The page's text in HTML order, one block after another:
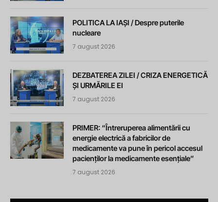
POLITICA LA IAȘI / Despre puterile
nucleare
7 august 2026
DEZBATEREA ZILEI / CRIZA ENERGETICĂ
ȘI URMĂRILE EI
7 august 2026
PRIMER: “Întreruperea alimentării cu
energie electrică a fabricilor de
medicamente va pune în pericol accesul
pacienților la medicamente esențiale”
7 august 2026